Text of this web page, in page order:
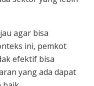
agar bisa
ini, pemkot
efektif bisa
yang ada dapat